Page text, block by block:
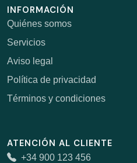
INFORMACIÓN
Quiénes somos
Servicios
Aviso legal
Política de privacidad
Términos y condiciones
ATENCIÓN AL CLIENTE
+34 900 123 456